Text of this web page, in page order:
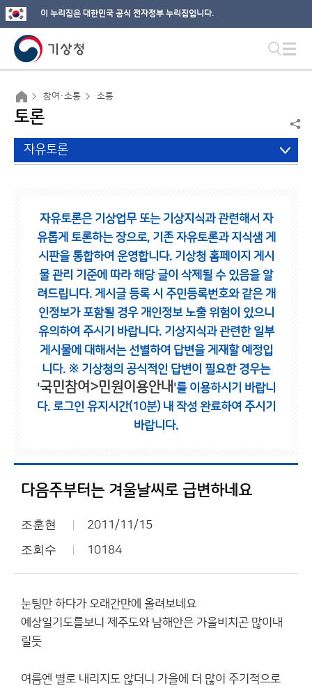
이 누리집은 대한민국 공식 전자정부 누리집입니다.
참여·소통 소통
토론
자유토론
자유토론은 기상업무 또는 기상지식과 관련해서 자
유롭게 토론하는 장으로, 기존 자유토론과 지식샘 게
시판을 통합하여 운영합니다. 기상청 홈페이지 게시
물 관리 기준에 따라 해당 글이 삭제될 수 있음을 알
려드립니다. 게시글 등록 시 주민등록번호와 같은 개
인정보가 포함될 경우 개인정보 노출 위험이 있으니
유의하여 주시기 바랍니다. 기상지식과 관련한 일부
게시물에 대해서는 선별하여 답변을 게재할 예정입
니다. ※ 기상청의 공식적인 답변이 필요한 경우는
'국민참여>민원이용안내 '를 이용하시기 바랍니
다. 로그인 유지시간(10분) 내 작성 완료하여 주시기
바랍니다.
다음주부터는 겨울날씨로 급변하네요
조훈현 2011/11/15
조회수 10184
눈팅만 하다가 오래간만에 올려보네요
예상일기도를보니 제주도와 남해안은 가을비치곤 많이내
릴듯
여름엔 별로 내리지도 않더니 가을에 더 많이 주기적으로